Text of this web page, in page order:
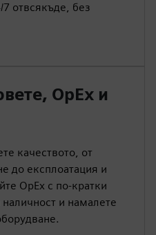
7 отвсякъде, без
OpEx и
качеството, от
до експлоатация и
OpEx с по-кратки
и намалете